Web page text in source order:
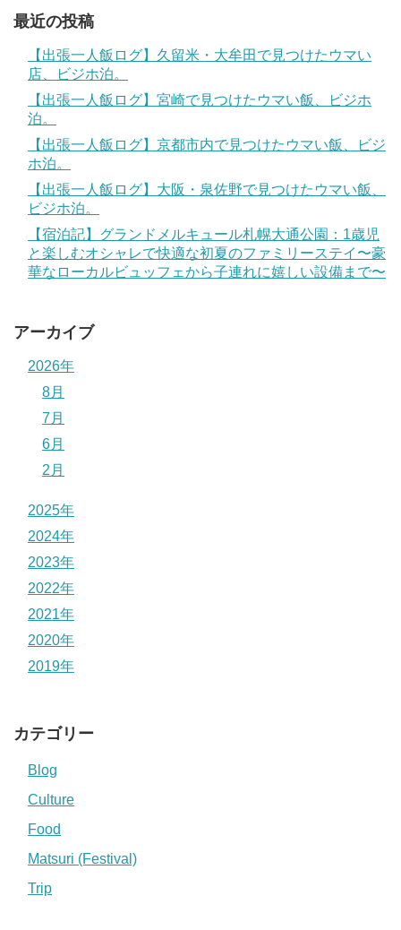
最近の投稿
【出張一人飯ログ】久留米・大牟田で見つけたウマい
店、ビジホ泊。
【出張一人飯ログ】宮崎で見つけたウマい飯、ビジホ
泊。
【出張一人飯ログ】京都市内で見つけたウマい飯、ビジ
ホ泊。
【出張一人飯ログ】大阪・泉佐野で見つけたウマい飯、
ビジホ泊。
【宿泊記】グランドメルキュール札幌大通公園：1歳児
と楽しむオシャレで快適な初夏のファミリーステイ〜豪
華なローカルビュッフェから子連れに嬉しい設備まで〜
アーカイブ
2026年
8月
7月
6月
2月
2025年
2024年
2023年
2022年
2021年
2020年
2019年
カテゴリー
Blog
Culture
Food
Matsuri (Festival)
Trip